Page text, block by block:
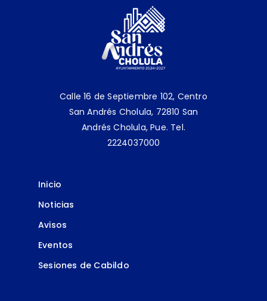
Calle 16 de Septiembre 102, Centro
San Andrés Cholula, 72810 San
Andrés Cholula, Pue. Tel.
2224037000
Inicio
Noticias
Avisos
Eventos
Sesiones de Cabildo